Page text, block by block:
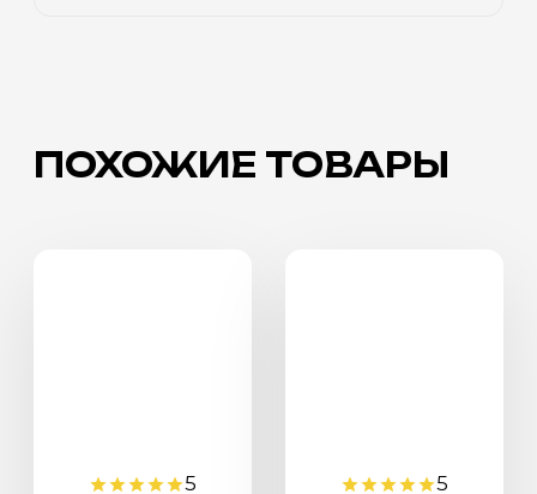
ПОХОЖИЕ ТОВАРЫ
5 5